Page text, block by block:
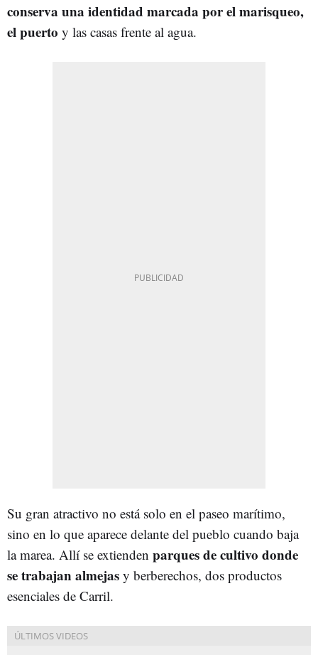
conserva una identidad marcada por el marisqueo,
el puerto y las casas frente al agua.
Su gran atractivo no está solo en el paseo marítimo,
sino en lo que aparece delante del pueblo cuando baja
la marea. Allí se extienden parques de cultivo donde
se trabajan almejas y berberechos, dos productos
esenciales de Carril.